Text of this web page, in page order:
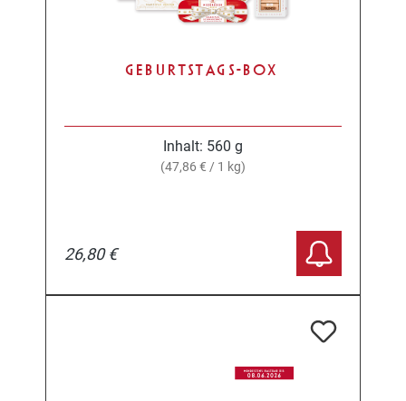
GEBURTSTAGS-BOX
Inhalt: 560 g
(47,86 € / 1 kg)
26,80 €